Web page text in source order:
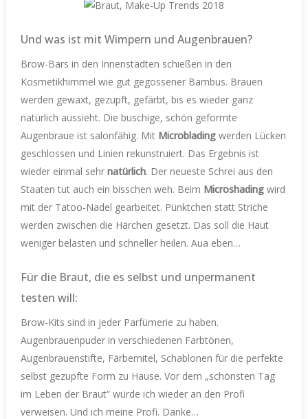
Und was ist mit Wimpern und Augenbrauen?
Brow-Bars in den Innenstädten schießen in den
Kosmetikhimmel wie gut gegossener Bambus. Brauen
werden gewaxt, gezupft, gefärbt, bis es wieder ganz
natürlich aussieht. Die buschige, schön geformte
Augenbraue ist salonfähig. Mit Microblading werden Lücken
geschlossen und Linien rekunstruiert. Das Ergebnis ist
wieder einmal sehr natürlich. Der neueste Schrei aus den
Staaten tut auch ein bisschen weh. Beim Microshading wird
mit der Tatoo-Nadel gearbeitet. Pünktchen statt Striche
werden zwischen die Härchen gesetzt. Das soll die Haut
weniger belasten und schneller heilen. Aua eben…
Für die Braut, die es selbst und unpermanent
testen will:
Brow-Kits sind in jeder Parfümerie zu haben.
Augenbrauenpuder in verschiedenen Farbtönen,
Augenbrauenstifte, Färbemitel, Schablonen für die perfekte
selbst gezupfte Form zu Hause. Vor dem „schönsten Tag
im Leben der Braut“ würde ich wieder an den Profi
verweisen. Und ich meine Profi. Danke…